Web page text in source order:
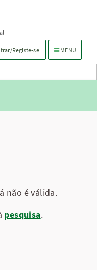
Registe-se Menu de
MENU
não é válida.
pesquisa.